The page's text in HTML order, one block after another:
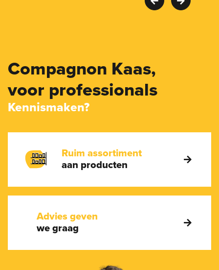
Compagnon Kaas,
voor professionals
Kennismaken?
Ruim assortiment
aan producten
Advies geven
we graag